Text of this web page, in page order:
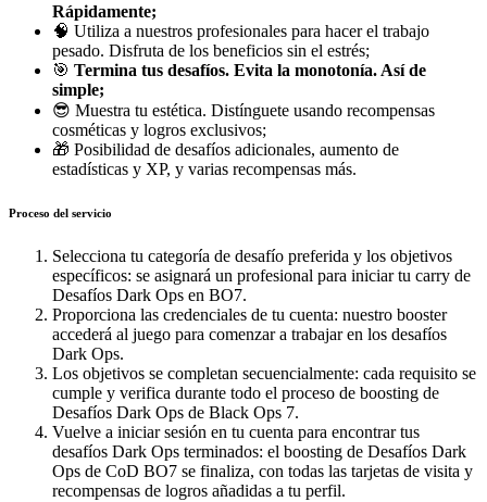
Rápidamente;
🧠 Utiliza a nuestros profesionales para hacer el trabajo
pesado. Disfruta de los beneficios sin el estrés;
🎯 Termina tus desafíos. Evita la monotonía. Así de
simple;
😎 Muestra tu estética. Distínguete usando recompensas
cosméticas y logros exclusivos;
🎁 Posibilidad de desafíos adicionales, aumento de
estadísticas y XP, y varias recompensas más.
Proceso del servicio
Selecciona tu categoría de desafío preferida y los objetivos
específicos: se asignará un profesional para iniciar tu carry de
Desafíos Dark Ops en BO7.
Proporciona las credenciales de tu cuenta: nuestro booster
accederá al juego para comenzar a trabajar en los desafíos
Dark Ops.
Los objetivos se completan secuencialmente: cada requisito se
cumple y verifica durante todo el proceso de boosting de
Desafíos Dark Ops de Black Ops 7.
Vuelve a iniciar sesión en tu cuenta para encontrar tus
desafíos Dark Ops terminados: el boosting de Desafíos Dark
Ops de CoD BO7 se finaliza, con todas las tarjetas de visita y
recompensas de logros añadidas a tu perfil.